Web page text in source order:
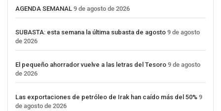
AGENDA SEMANAL 9 de agosto de 2026
SUBASTA: esta semana la última subasta de agosto 9 de agosto
de 2026
El pequeño ahorrador vuelve a las letras del Tesoro 9 de agosto
de 2026
Las exportaciones de petróleo de Irak han caído más del 50% 9
de agosto de 2026